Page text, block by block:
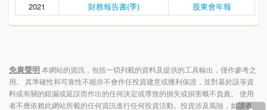
2021
財務報告書(季) 股東會年報
免責聲明本網站的資訊，包括一切列載的資料及提供的工具輸出，僅作參考之
用。 其準確性和可靠性不能亦不會作任投資建意或獲利保證，並對基於該等資
料或有關的錯漏或延誤而作出的任何決定或導致的損失或損害概不負責。 使用
者不應依賴此網站所載的任何資訊進行任何投資活動。投資涉及風險，如讀者